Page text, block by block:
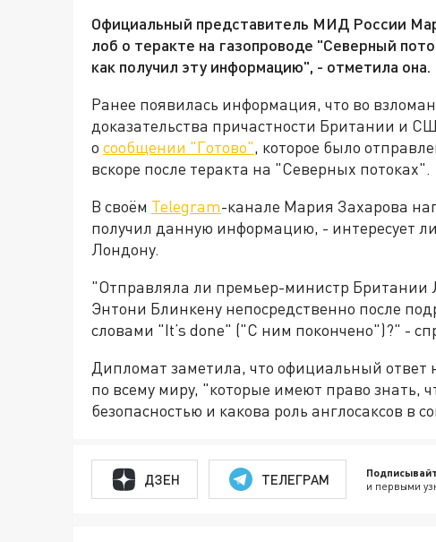
Официальный представитель МИД России
лоб о теракте на газопроводе "Северный
как получил эту информацию", - отметила она.
Ранее появилась информация, что во
доказательства причастности Британии и
о сообщении "Готово", которое было
вскоре после теракта на "Северных потоках".
В своём Telegram-канале Мария Захарова
получил данную информацию, - интересует
Лондону.
"Отправляла ли премьер-министр Британии
Энтони Блинкену непосредственно после
словами "It’s done" ("С ним покончено")?" -
Дипломат заметила, что официальный
по всему миру, "которые имеют право знать,
безопасностью и какова роль англосаксов в
ДЗЕН ТЕЛЕГРАМ и первыми